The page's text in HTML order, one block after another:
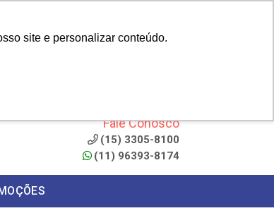
site e personalizar conteúdo.
Fale Conosco
(15) 3305-8100
(11) 96393-8174